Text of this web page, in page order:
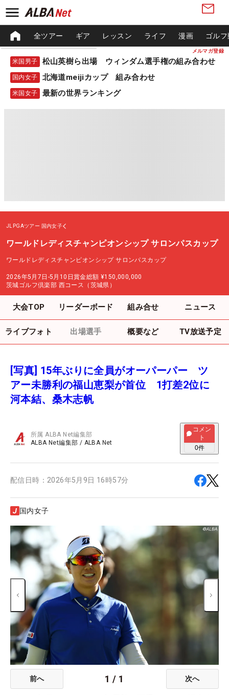
メルマガ登録
全ツアー ギア レッスン ライフ 漫画 ゴル
米国男子 松山英樹ら出場 ウィンダム選手権の組み合わせ
国内女子 北海道meijiカップ 組み合わせ
米国女子 最新の世界ランキング
JLPGAツアー 国内女子
ワールドレディスチャンピオンシップ サロンパスカップ
ワールドレディスチャンピオンシップ サロンパスカップ
2026年5月7日-5月10日賞金総額 ¥150,000,000
茨城ゴルフ倶楽部 西コース（茨城県）
大会TOP リーダーボード 組み合せ ニュース
ライブフォト 出場選手 概要など TV放送予定
[写真] 15年ぶりに全員がオーパーパー ツ
アー未勝利の福山恵梨が首位 1打差2位に
河本結、桑木志帆
所属ALBA Net編集部
ALBA Net編集部 / ALBA Net
コメン
ト
0件
配信日時： 2026年5月9日 16時57分
国内女子
前へ 1 / 1 次へ